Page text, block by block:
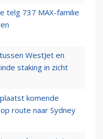
telg 737 MAX-familie
WestJet en
staking in zicht
komende
route naar Sydney